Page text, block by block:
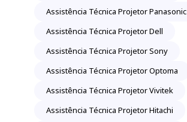
Assistência Técnica Projetor Panasonic
Assistência Técnica Projetor Dell
Assistência Técnica Projetor Sony
Assistência Técnica Projetor Optoma
Assistência Técnica Projetor Vivitek
Assistência Técnica Projetor Hitachi